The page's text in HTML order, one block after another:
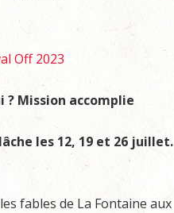
Off 2023
? Mission accomplie
les 12, 19 et 26 juillet.
fables de La Fontaine aux